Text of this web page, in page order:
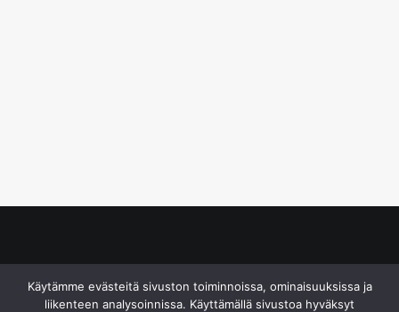
Käytämme evästeitä sivuston toiminnoissa, ominaisuuksissa ja
liikenteen analysoinnissa. Käyttämällä sivustoa hyväksyt